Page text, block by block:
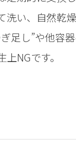
洗い、自然乾
足し”や他容
上NGです。